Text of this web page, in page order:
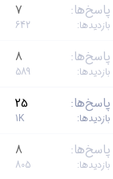
پاسخ‌ها 7
بازدیدها 642
پاسخ‌ها 8
بازدیدها 589
پاسخ‌ها 25
بازدیدها 1K
پاسخ‌ها 8
بازدیدها 805